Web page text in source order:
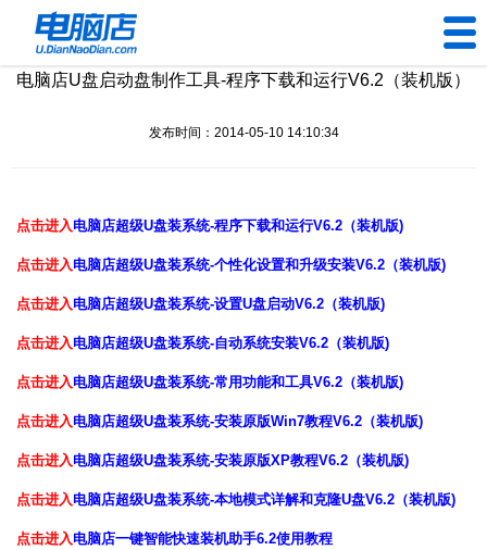
U盘工具
装机问题
电脑问题
电脑店U盘启动盘制作工具-程序下载和运行V6.2（装机版）
发布时间：2014-05-10 14:10:34
点击进入电脑店超级U盘装系统-程序下载和运行V6.2（装机版)
点击进入电脑店超级U盘装系统-个性化设置和升级安装V6.2（装机版)
点击进入电脑店超级U盘装系统-设置U盘启动V6.2（装机版)
点击进入电脑店超级U盘装系统-自动系统安装V6.2（装机版)
点击进入电脑店超级U盘装系统-常用功能和工具V6.2（装机版)
点击进入电脑店超级U盘装系统-安装原版Win7教程V6.2（装机版)
点击进入电脑店超级U盘装系统-安装原版XP教程V6.2（装机版)
点击进入电脑店超级U盘装系统-本地模式详解和克隆U盘V6.2（装机版)
点击进入电脑店一键智能快速装机助手6.2使用教程